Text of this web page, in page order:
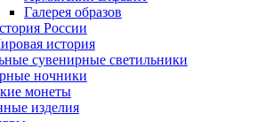
Галерея образов
России
история
сувенирные светильники
ночники
монеты
изделия